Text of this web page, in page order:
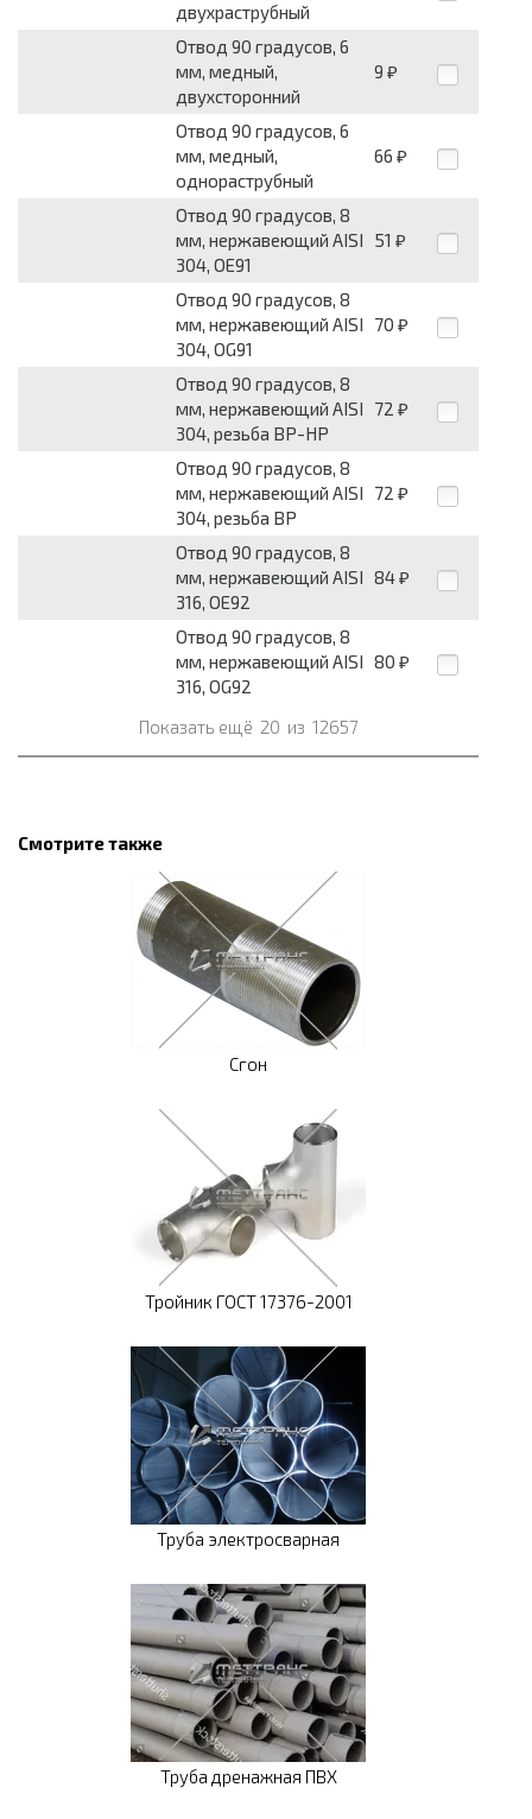
двухраструбный
Отвод 90 градусов, 6
мм, медный,
двухсторонний
9 ₽
Отвод 90 градусов, 6
мм, медный,
однораструбный
66 ₽
Отвод 90 градусов, 8
мм, нержавеющий AISI
304, OE91
51 ₽
Отвод 90 градусов, 8
мм, нержавеющий AISI
304, OG91
70 ₽
Отвод 90 градусов, 8
мм, нержавеющий AISI
304, резьба ВР-НР
72 ₽
Отвод 90 градусов, 8
мм, нержавеющий AISI
304, резьба ВР
72 ₽
Отвод 90 градусов, 8
мм, нержавеющий AISI
316, OE92
84 ₽
Отвод 90 градусов, 8
мм, нержавеющий AISI
316, OG92
80 ₽
Показать ещё 20 из 12657
Смотрите также
Сгон
Тройник ГОСТ 17376-2001
Труба электросварная
Труба дренажная ПВХ